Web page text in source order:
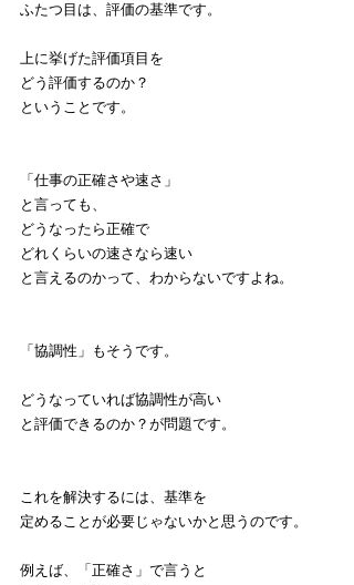
ふたつ目は、評価の基準です。
上に挙げた評価項目を
どう評価するのか？
ということです。
「仕事の正確さや速さ」
と言っても、
どうなったら正確で
どれくらいの速さなら速い
と言えるのかって、わからないですよね。
「協調性」もそうです。
どうなっていれば協調性が高い
と評価できるのか？が問題です。
これを解決するには、基準を
定めることが必要じゃないかと思うのです。
例えば、「正確さ」で言うと